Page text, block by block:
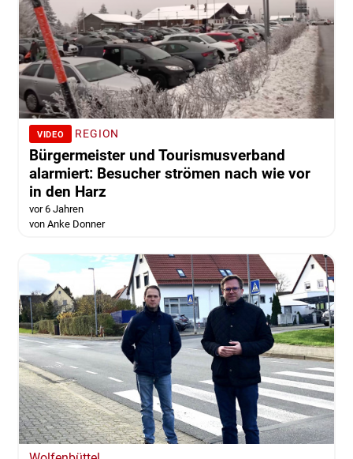
VIDEO REGION
Bürgermeister und Tourismusverband
alarmiert: Besucher strömen nach wie vor
in den Harz
vor 6 Jahren
von Anke Donner